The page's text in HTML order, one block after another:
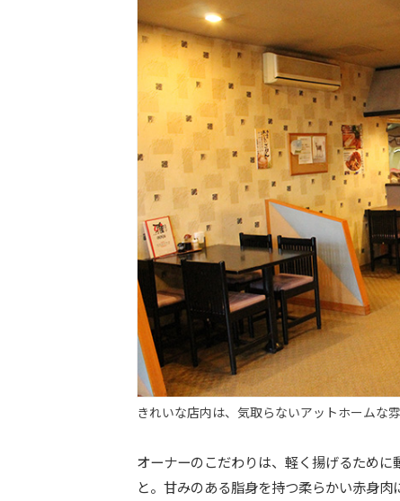
きれいな店内は、気取らないアットホームな
オーナーのこだわりは、軽く揚げるため
と。甘みのある脂身を持つ柔らかい赤身